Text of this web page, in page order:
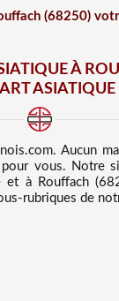
CONTACT
(68250)
À
Aucun
vous. Notre
à Rouffach
rubriques de